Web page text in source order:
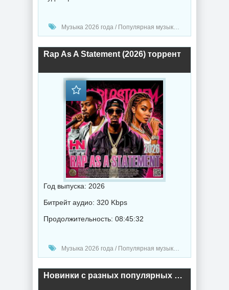
Музыка 2026 года / Популярная музыка / Клубная музыка / Рок - альтернативная музыка / Диско музыка / Рэп - хип хоп музыка / Поп музыка / Танцевальная музыка / Сборник музыка / RnB music
Rap As A Statement (2026) торрент
Год выпуска: 2026
Битрейт аудио: 320 Kbps
Продолжительность: 08:45:32
Музыка 2026 года / Популярная музыка / Рэп - хип хоп музыка / Сборник музыка / Hip-Hop music
Новинки с разных популярных MP3 сайтов. Ver.165 01.07 (2026) торрент